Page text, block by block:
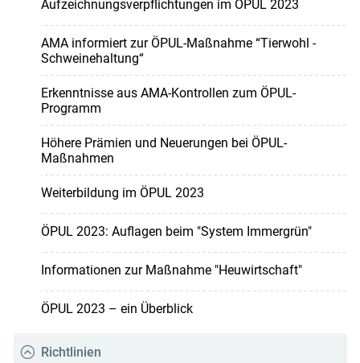
Aufzeichnungsverpflichtungen im ÖPUL 2023
AMA informiert zur ÖPUL-Maßnahme “Tierwohl -
Schweinehaltung“
Erkenntnisse aus AMA-Kontrollen zum ÖPUL-
Programm
Höhere Prämien und Neuerungen bei ÖPUL-
Maßnahmen
Weiterbildung im ÖPUL 2023
ÖPUL 2023: Auflagen beim "System Immergrün"
Informationen zur Maßnahme "Heuwirtschaft"
ÖPUL 2023 – ein Überblick
Richtlinien